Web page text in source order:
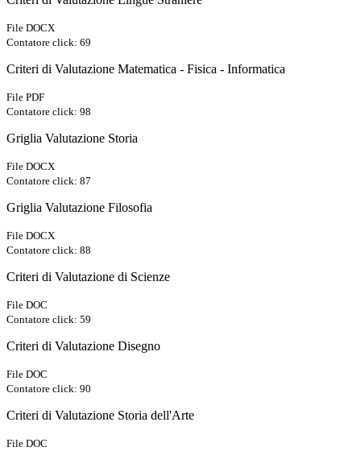
File DOCX
Contatore click: 69
Criteri di Valutazione Matematica - Fisica - Informatica
File PDF
Contatore click: 98
Griglia Valutazione Storia
File DOCX
Contatore click: 87
Griglia Valutazione Filosofia
File DOCX
Contatore click: 88
Criteri di Valutazione di Scienze
File DOC
Contatore click: 59
Criteri di Valutazione Disegno
File DOC
Contatore click: 90
Criteri di Valutazione Storia dell'Arte
File DOC